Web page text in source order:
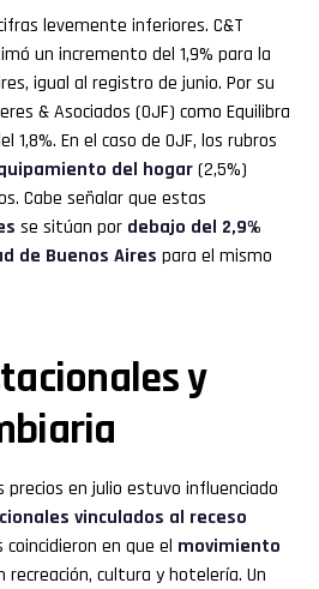
levemente inferiores. C&T
un incremento del 1,9% para la
igual al registro de junio. Por su
& Asociados (OJF) como Equilibra
1,8%. En el caso de OJF, los rubros
del hogar(2,5%)
Cabe señalar que estas
se sitúan por debajo del 2,9%
de Buenos Aires para el mismo
y
en julio estuvo influenciado
vinculados al receso
en que el movimiento
recreación, cultura y hotelería. Un